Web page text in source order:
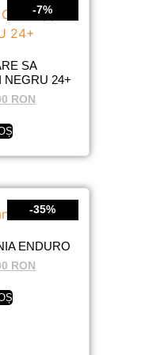
-7%
SA
NEGRU 24+
RON
-35%
ENDURO
RON